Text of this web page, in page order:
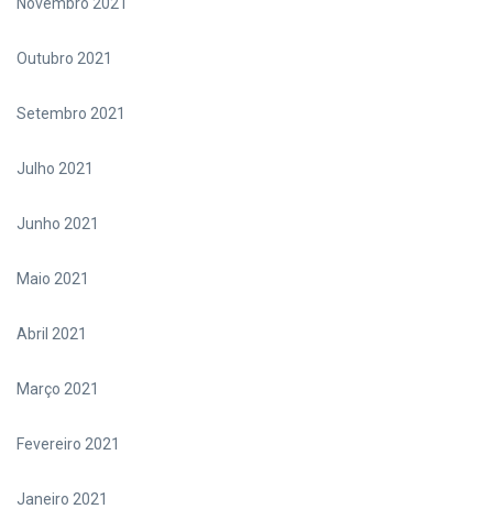
Outubro 2021
Setembro 2021
Julho 2021
Junho 2021
Maio 2021
Abril 2021
Março 2021
Fevereiro 2021
Janeiro 2021